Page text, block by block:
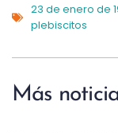
23 de enero de
plebiscitos
Más